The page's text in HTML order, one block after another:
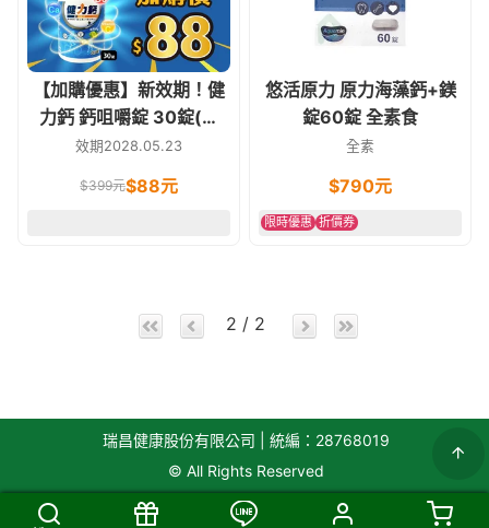
【加購優惠】新效期！健
力鈣 鈣咀嚼錠 30錠(含
D3-800IU) 環保裸瓶裝
效期2028.05.23
$399元$88元
悠活原力 原力海藻鈣+鎂
錠60錠 全素食
全素
$790元
限時優惠 折價券
2 / 2
瑞昌健康股份有限公司 | 統編：28768019
© All Rights Reserved